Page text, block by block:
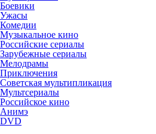
Боевики
Ужасы
Комедии
Музыкальное кино
Российские сериалы
Зарубежные сериалы
Мелодрамы
Приключения
Советская мультипликация
Мультсериалы
Российское кино
Анимэ
DVD